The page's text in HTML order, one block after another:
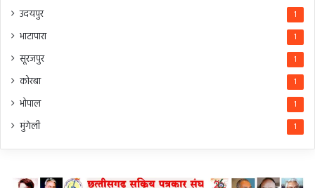
उदयपुर 1
भाटापारा 1
सूरजपुर 1
कोरबा 1
भोपाल 1
मुंगेली 1